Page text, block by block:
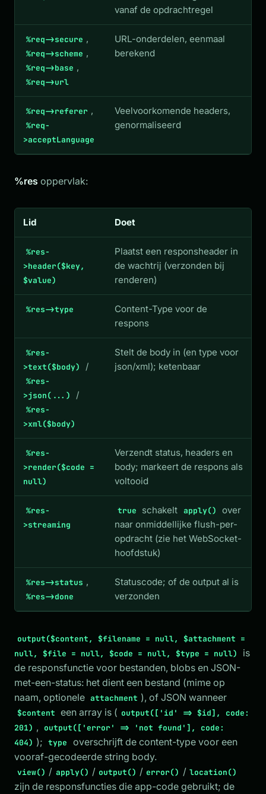
vanaf de opdrachtregel
%req->secure ,
%req->scheme ,
%req->base ,
%req->url
URL-onderdelen, eenmaal
berekend
%req->referer ,
%req-
>acceptLanguage
Veelvoorkomende headers,
genormaliseerd
%res oppervlak:
Lid Doet
%res-
>header($key,
$value)
Plaatst een responsheader in
de wachtrij (verzonden bij
renderen)
%res->type
Content-Type voor de
respons
%res-
>text($body)
/
%res-
>json(...)
/
%res-
>xml($body)
Stelt de body in (en type voor
json/xml); ketenbaar
%res-
>render($code =
null)
Verzendt status, headers en
body; markeert de respons als
voltooid
%res-
>streaming
true schakelt apply()
over
naar onmiddellijke flush-per-
opdracht (zie het WebSocket-
hoofdstuk)
%res->status ,
%res->done
Statuscode; of de output al is
verzonden
output($content, $filename = null, $attachment =
null, $file = null, $code = null, $type = null)
is
de responsfunctie voor bestanden, blobs en JSON-
met-een-status: het dient een bestand (mime op
naam, optionele attachment ), of JSON wanneer
$content een array is ( output(['id' => $id], code:
201) ,
output(['error' => 'not found'], code:
404) ); type
overschrijft de content-type voor een
vooraf-gecodeerde string body.
view() / apply() / output() / error() / location()
zijn de responsfuncties die app-code gebruikt; de